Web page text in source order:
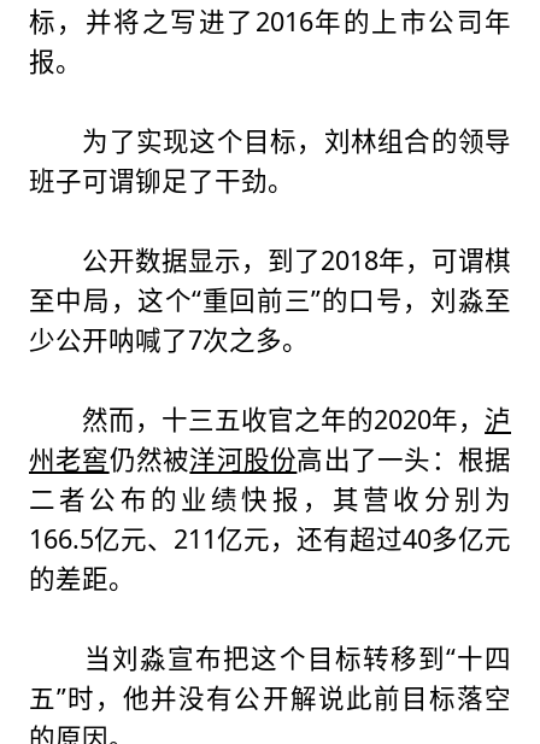
标，并将之写进了2016年的上市公司年
报。
为了实现这个目标，刘林组合的领导
班子可谓铆足了干劲。
公开数据显示，到了2018年，可谓棋
至中局，这个“重回前三”的口号，刘淼至
少公开呐喊了7次之多。
然而，十三五收官之年的2020年， 泸
州老窖仍然被洋河股份高出了一头：根据
二者公布的业绩快报，其营收分别为
166.5亿元、211亿元，还有超过40多亿元
的差距。
当刘淼宣布把这个目标转移到“十四
五”时，他并没有公开解说此前目标落空